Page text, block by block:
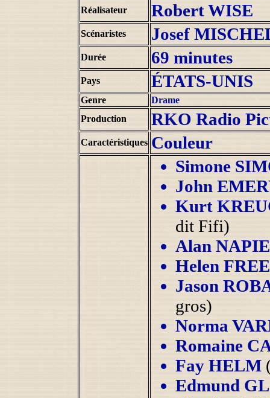
Réalisateur Robert WISE
Scénaristes Josef
Durée 69 minutes
Pays ÉTATS-UNIS
Genre
Drame
Production
RKO Radio
Caractéristiques Couleur
Simone
John
Kurt
dit Fifi)
Alan
Helen
Jason
gros)
Norma
Romaine
Fay HELM
Edmund